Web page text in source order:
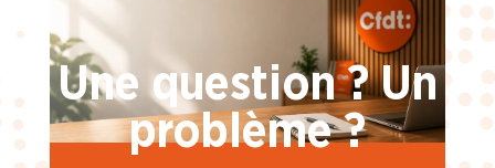
Une question ? Un
problème ?